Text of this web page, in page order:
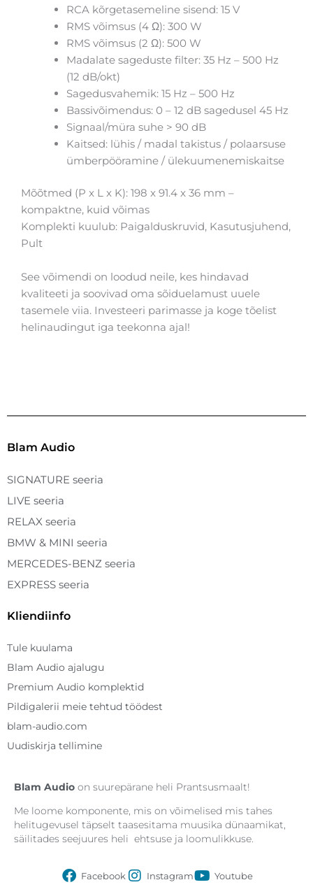
RCA kõrgetasemeline sisend: 15 V
RMS võimsus (4 Ω): 300 W
RMS võimsus (2 Ω): 500 W
Madalate sageduste filter: 35 Hz – 500 Hz
(12 dB/okt)
Sagedusvahemik: 15 Hz – 500 Hz
Bassivõimendus: 0 – 12 dB sagedusel 45 Hz
Signaal/müra suhe > 90 dB
Kaitsed: lühis / madal takistus / polaarsuse
ümberpööramine / ülekuumenemiskaitse
Mõõtmed (P x L x K): 198 x 91.4 x 36 mm –
kompaktne, kuid võimas
Komplekti kuulub: Paigalduskruvid, Kasutusjuhend,
Pult
See võimendi on loodud neile, kes hindavad
kvaliteeti ja soovivad oma sõiduelamust uuele
tasemele viia. Investeeri parimasse ja koge tõelist
helinaudingut iga teekonna ajal!
Blam Audio
SIGNATURE seeria
LIVE seeria
RELAX seeria
BMW & MINI seeria
MERCEDES-BENZ seeria
EXPRESS seeria
Kliendiinfo
Tule kuulama
Blam Audio ajalugu
Premium Audio komplektid
Pildigalerii meie tehtud töödest
blam-audio.com
Uudiskirja tellimine
Blam Audio on suurepärane heli Prantsusmaalt!
Me loome komponente, mis on võimelised mis tahes
helitugevusel täpselt taasesitama muusika dünaamikat,
säilitades seejuures heli ehtsuse ja loomulikkuse.
Facebook Instagram Youtube